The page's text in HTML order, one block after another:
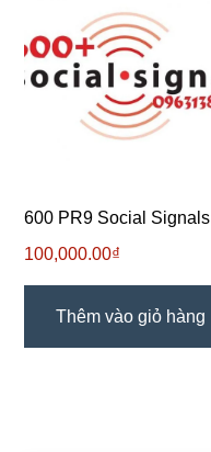
600 PR9 Social Signals
100,000.00₫
Thêm vào giỏ hàng